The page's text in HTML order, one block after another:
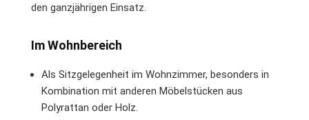
den ganzjährigen Einsatz.
Im Wohnbereich
Als Sitzgelegenheit im Wohnzimmer, besonders in
Kombination mit anderen Möbelstücken aus
Polyrattan oder Holz.